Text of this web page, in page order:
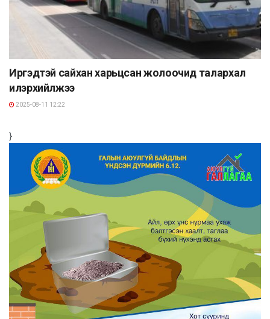
Иргэдтэй сайхан харьцсан жолоочид талархал
илэрхийлжээ
2025-08-11 12:22
}